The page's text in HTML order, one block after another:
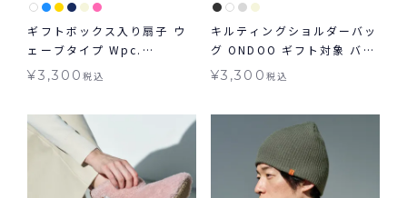
ギフトボックス入り扇子 ウ
ェーブタイプ Wpc.
Patterns グッズ ギフト対象
¥3,300税込
キルティングショルダーバッ
グ ONDOO ギフト対象 バッ
グ
¥3,300 税込